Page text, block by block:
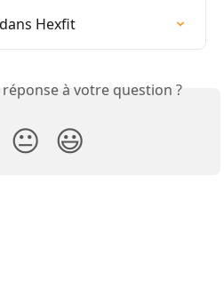
Hexfit
à votre question ?
😐 😃